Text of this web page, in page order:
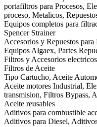
portafiltros para Procesos,
proceso, Metalicos,
Equipos completos para
Spencer Strainer
Accesorios y Repuestos para
Equipos Algaex, Partes
Filtros y Accesorios
Filtros de Aceite
Tipo Cartucho, Aceite
Aceite motores Industrial,
transmision, Filtros Bypass,
Aceite reusables
Aditivos para combustible
Aditivos para Diesel,